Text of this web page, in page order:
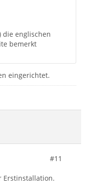
die englischen
bemerkt
eingerichtet.
#11
Erstinstallation.